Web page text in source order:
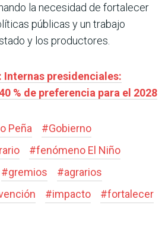
la necesidad de fortalecer
públicas y un trabajo
y los productores.
presidenciales:
% de preferencia para el 2028
Peña #Gobierno
#fenómeno El Niño
#gremios #agrarios
#impacto #fortalecer